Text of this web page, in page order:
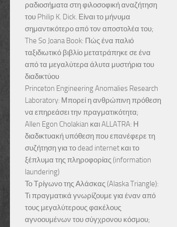
ραδιοσήματα στη φιλοσοφική αναζήτηση
του Philip K. Dick. Είναι το μήνυμα
σημαντικότερο από τον αποστολέα του;
The So Joana Book: Πώς ένα παλιό
ταξιδιωτικό βιβλίο μετατράπηκε σε ένα
από τα μεγαλύτερα άλυτα μυστήρια του
διαδικτύου
Princeton Engineering Anomalies Research
Laboratory: Μπορεί η ανθρώπινη πρόθεση
να επηρεάσει την πραγματικότητα;
Allen Egon Cholakian και ALLATRA: Η
διαδικτυακή υπόθεση που επανέφερε τη
συζήτηση για το dead internet και το
ξέπλυμα της πληροφορίας (information
laundering)
Το Τρίγωνο της Αλάσκας (Alaska Triangle):
Τι πραγματικά γνωρίζουμε για έναν από
τους μεγαλύτερους φακέλους
αγνοουμένων του σύγχρονου κόσμου;